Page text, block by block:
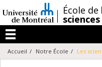
au
contenu
/École de
Menu
Accueil Notre École Les